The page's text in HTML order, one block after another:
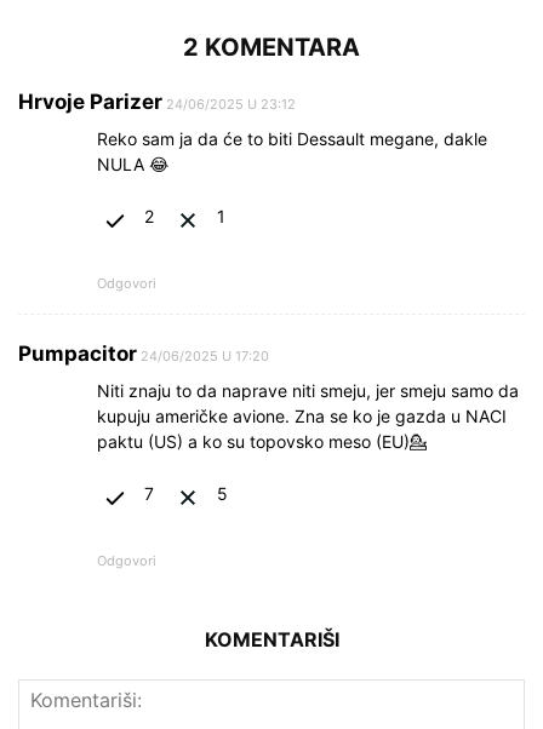
2 KOMENTARA
Hrvoje Parizer 24/06/2025 U 23:12
Reko sam ja da će to biti Dessault megane, dakle
NULA 😂
2 1
Odgovori
Pumpacitor 24/06/2025 U 17:20
Niti znaju to da naprave niti smeju, jer smeju samo da
kupuju američke avione. Zna se ko je gazda u NACI
paktu (US) a ko su topovsko meso (EU)💁
7 5
Odgovori
KOMENTARIŠI